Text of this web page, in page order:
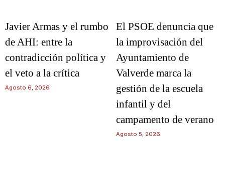
Javier Armas y el rumbo
de AHI: entre la
contradicción política y
el veto a la crítica
Agosto 6, 2026
El PSOE denuncia que
la improvisación del
Ayuntamiento de
Valverde marca la
gestión de la escuela
infantil y del
campamento de verano
Agosto 5, 2026